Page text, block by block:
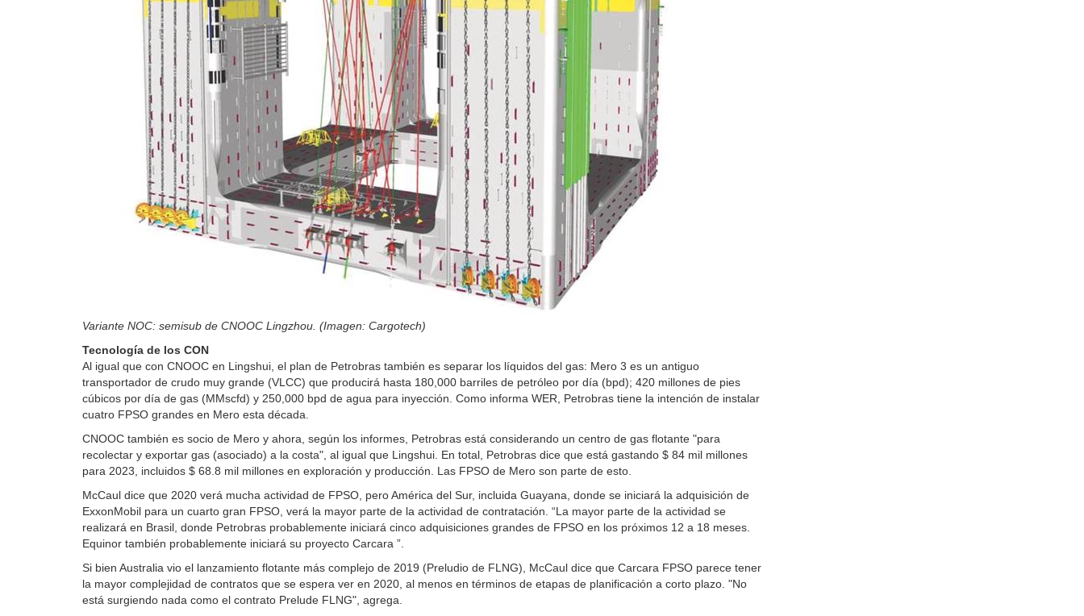
Variante NOC: semisub de CNOOC Lingzhou. (Imagen: Cargotech)
Tecnología de los CON
Al igual que con CNOOC en Lingshui, el plan de Petrobras también es separar los líquidos del gas: Mero 3 es un antiguo
transportador de crudo muy grande (VLCC) que producirá hasta 180,000 barriles de petróleo por día (bpd); 420 millones de pies
cúbicos por día de gas (MMscfd) y 250,000 bpd de agua para inyección. Como informa WER, Petrobras tiene la intención de instalar
cuatro FPSO grandes en Mero esta década.
CNOOC también es socio de Mero y ahora, según los informes, Petrobras está considerando un centro de gas flotante "para
recolectar y exportar gas (asociado) a la costa", al igual que Lingshui. En total, Petrobras dice que está gastando $ 84 mil millones
para 2023, incluidos $ 68.8 mil millones en exploración y producción. Las FPSO de Mero son parte de esto.
McCaul dice que 2020 verá mucha actividad de FPSO, pero América del Sur, incluida Guayana, donde se iniciará la adquisición de
ExxonMobil para un cuarto gran FPSO, verá la mayor parte de la actividad de contratación. “La mayor parte de la actividad se
realizará en Brasil, donde Petrobras probablemente iniciará cinco adquisiciones grandes de FPSO en los próximos 12 a 18 meses.
Equinor también probablemente iniciará su proyecto Carcara ”.
Si bien Australia vio el lanzamiento flotante más complejo de 2019 (Preludio de FLNG), McCaul dice que Carcara FPSO parece tener
la mayor complejidad de contratos que se espera ver en 2020, al menos en términos de etapas de planificación a corto plazo. "No
está surgiendo nada como el contrato Prelude FLNG", agrega.